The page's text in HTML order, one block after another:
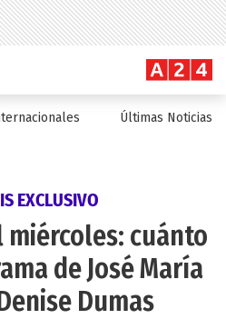
Últimas Noticias
EXCLUSIVO
miércoles: cuánto
de José María
Dumas